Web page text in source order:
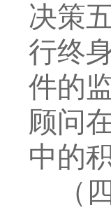
决策
行终
件的
顾问
中的
（